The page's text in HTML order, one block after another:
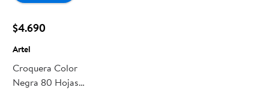
$4.690
Artel
Croquera Color
Negra 80 Hojas 1